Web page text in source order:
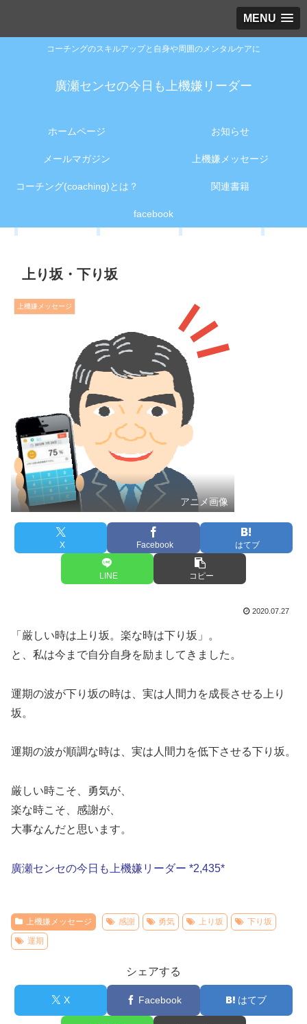
MENU
コーチングのスキルアップと自身や周囲のメンタルケアに
廣瀬センセの今日も上機嫌リーダー
ホームページ お知らせ
メールマガジン 上機嫌メッセージ
コーチング(coaching)とは？ 関連書籍
facebook
上り坂・下り坂
上機嫌メッセージ
アニメ画像
X Facebook はてブ
LINE コピー
2020.07.27
「厳しい時は上り坂。楽な時は下り坂」。
と、私は今まで自分自身を励ましてきました。
運期の波が下り坂の時は、実は人間力を成長させる上り
坂。
運期の波が順調な時は、実は人間力を低下させる下り坂。
厳しい時こそ、勇気が、
楽な時こそ、感謝が、
大事なんだと思います。
廣瀬センセの今日も上機嫌リーダー *2,435*
上機嫌メッセージ 感謝 勇気 上り坂
下り坂
運期
シェアする
X Facebook はてブ